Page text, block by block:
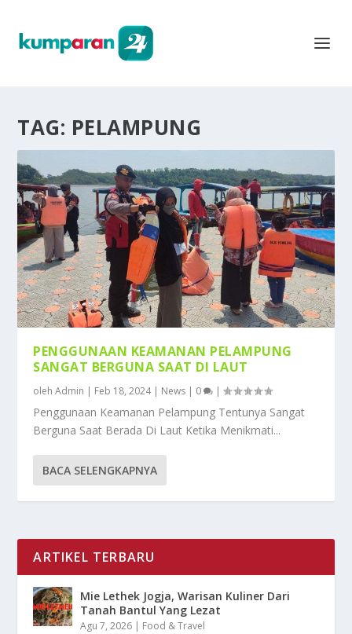
TAG: PELAMPUNG
PENGGUNAAN KEAMANAN PELAMPUNG
SANGAT BERGUNA SAAT DI LAUT
olehAdmin | Feb 18, 2024| News | 0 |
Penggunaan Keamanan Pelampung Tentunya Sangat
Berguna Saat Berada Di Laut Ketika Menikmati...
BACA SELENGKAPNYA
ARTIKEL TERBARU
Mie Lethek Jogja, Warisan Kuliner Dari
Tanah Bantul Yang Lezat
Agu 7, 2026 | Food & Travel